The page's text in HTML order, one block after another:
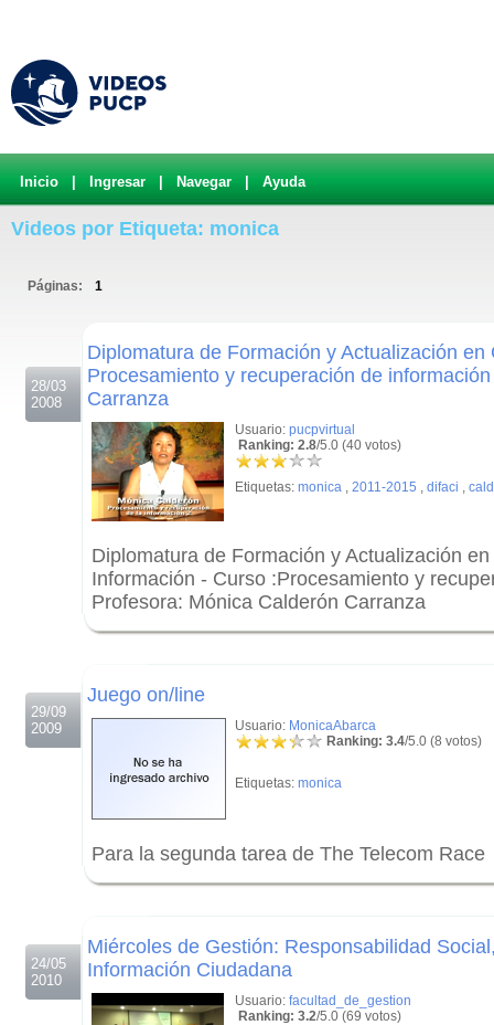
Inicio Ingresar Navegar Ayuda
Videos por Etiqueta: monica
Páginas: 1
28/03
2008
Diplomatura de Formación y Actualización
Procesamiento y recuperación de
Carranza
Usuario: pucpvirtual
Ranking: 2.8/5.0 (40 votos)
Etiquetas: monica , 2011-2015 , difaci ,
Diplomatura de Formación y Actualización
Información - Curso :Procesamiento y
Profesora: Mónica Calderón Carranza
29/09
2009
Juego on/line
Usuario: MonicaAbarca
Ranking: 3.4/5.0 (8 votos)
Etiquetas: monica
Para la segunda tarea de The Telecom Race
24/05
2010
Miércoles de Gestión: Responsabilidad
Información Ciudadana
Usuario: facultad_de_gestion
Ranking: 3.2/5.0 (69 votos)